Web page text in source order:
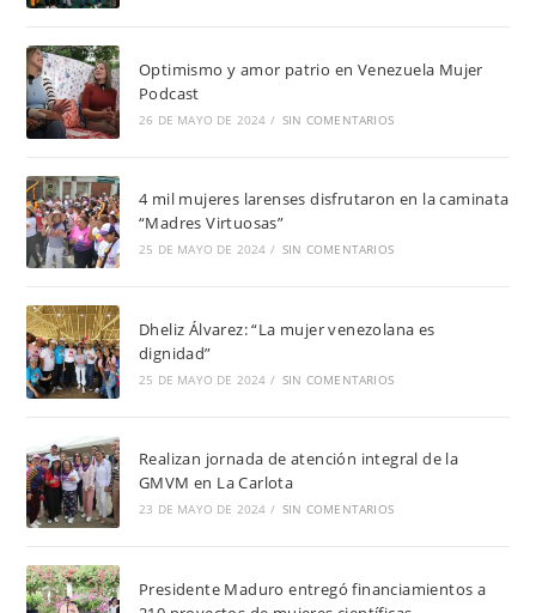
Optimismo y amor patrio en Venezuela Mujer
Podcast
26 DE MAYO DE 2024 / SIN COMENTARIOS
4 mil mujeres larenses disfrutaron en la caminata
“Madres Virtuosas”
25 DE MAYO DE 2024 / SIN COMENTARIOS
Dheliz Álvarez: “La mujer venezolana es
dignidad”
25 DE MAYO DE 2024 / SIN COMENTARIOS
Realizan jornada de atención integral de la
GMVM en La Carlota
23 DE MAYO DE 2024 / SIN COMENTARIOS
Presidente Maduro entregó financiamientos a